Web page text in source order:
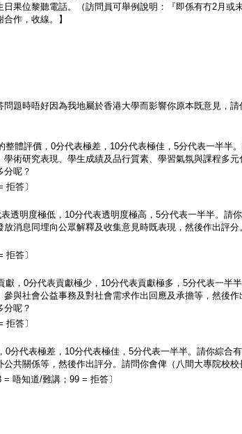
果位黎聽電話。（訪問員可舉例說明：『即係有冇2月或
作，收線。】
問題時唔好因為我地屬於香港大學而影響你原本既意見，
體評價，0分代表極差，10分代表極佳，5分代表一半半
術研究表現、學生成績及品行質素、學習氣氛與課程多元
分呢？
拒答〕
透明度極低，10分代表透明度極高，5分代表一半半。請
消息同埋向公眾解釋及收集意見時既表現，然後作出評
拒答〕
獻，0分代表貢獻極少，10分代表貢獻極多，5分代表一半
與社會公益事務及對社會需求作出回應及承擔等，然後
分呢？
拒答〕
分代表極差，10分代表極佳，5分代表一半半。請你綜合
共關係等，然後作出評分。請問你會俾（八間大專院校校
唔知道/難講；99 = 拒答〕